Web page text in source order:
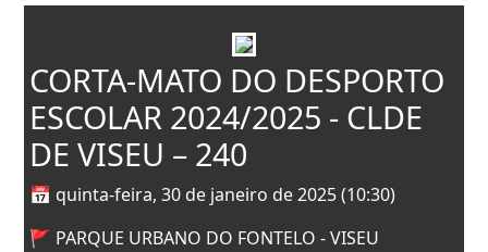
CORTA-MATO DO DESPORTO
ESCOLAR 2024/2025 - CLDE
DE VISEU – 240
📅 quinta-feira, 30 de janeiro de 2025 (10:30)
🚩 PARQUE URBANO DO FONTELO - VISEU